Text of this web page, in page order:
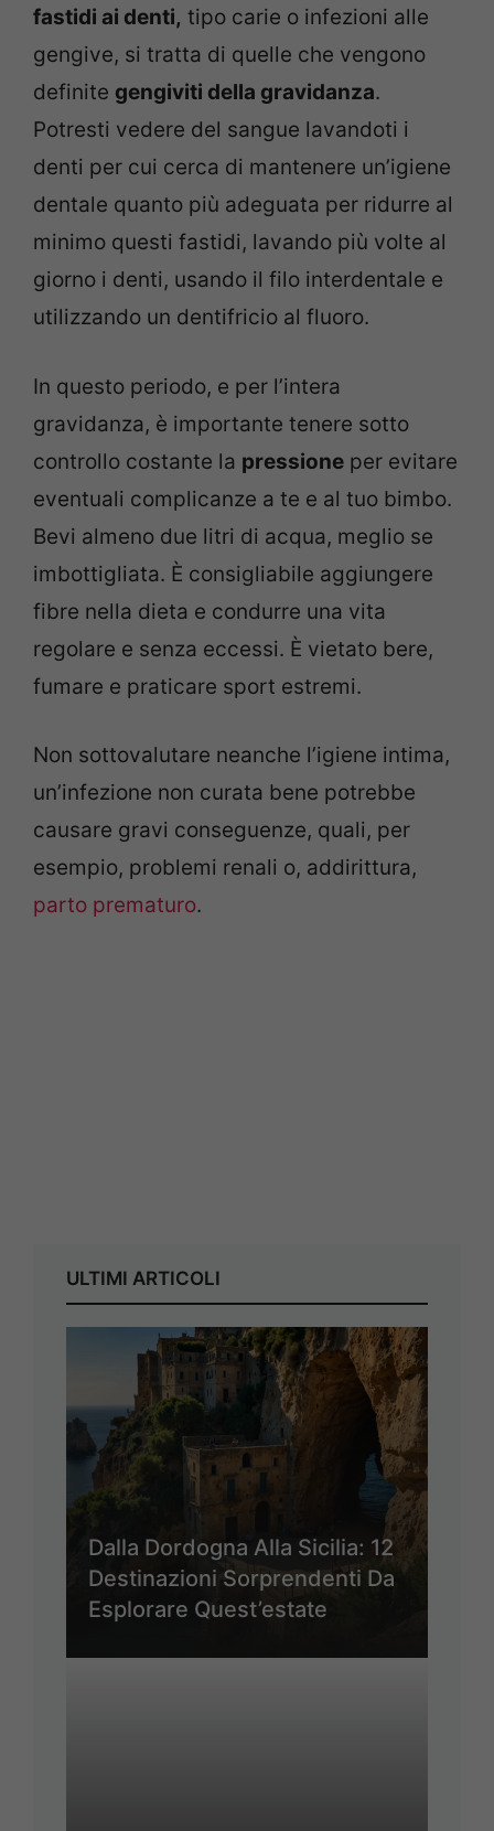
fastidi ai denti, tipo carie o infezioni alle
gengive, si tratta di quelle che vengono
definite gengiviti della gravidanza.
Potresti vedere del sangue lavandoti i
denti per cui cerca di mantenere un’igiene
dentale quanto più adeguata per ridurre al
minimo questi fastidi, lavando più volte al
giorno i denti, usando il filo interdentale e
utilizzando un dentifricio al fluoro.
In questo periodo, e per l’intera
gravidanza, è importante tenere sotto
controllo costante la pressione per evitare
eventuali complicanze a te e al tuo bimbo.
Bevi almeno due litri di acqua, meglio se
imbottigliata. È consigliabile aggiungere
fibre nella dieta e condurre una vita
regolare e senza eccessi. È vietato bere,
fumare e praticare sport estremi.
Non sottovalutare neanche l’igiene intima,
un’infezione non curata bene potrebbe
causare gravi conseguenze, quali, per
esempio, problemi renali o, addirittura,
parto prematuro.
ULTIMI ARTICOLI
Dalla Dordogna Alla Sicilia: 12
Destinazioni Sorprendenti Da
Esplorare Quest’estate